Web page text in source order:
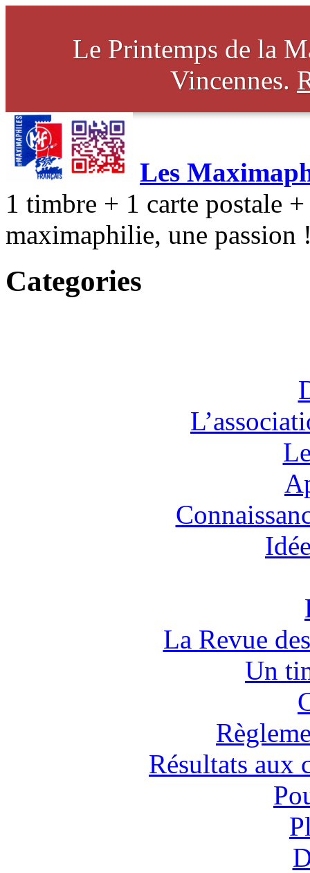
Le Printemps de la
Vincennes.
Les
1 timbre + 1 carte postale
maximaphilie, une passion
Categories
La Revue
Un
Résultats aux